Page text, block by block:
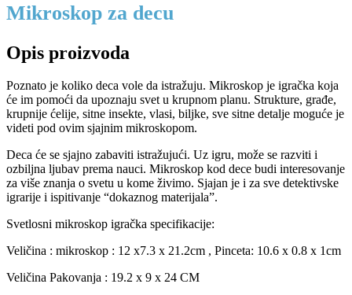
Mikroskop za decu
Opis proizvoda
Poznato je koliko deca vole da istražuju. Mikroskop je igračka koja
će im pomoći da upoznaju svet u krupnom planu. Strukture, građe,
krupnije ćelije, sitne insekte, vlasi, biljke, sve sitne detalje moguće je
videti pod ovim sjajnim mikroskopom.
Deca će se sjajno zabaviti istražujući. Uz igru, može se razviti i
ozbiljna ljubav prema nauci. Mikroskop kod dece budi interesovanje
za više znanja o svetu u kome živimo. Sjajan je i za sve detektivske
igrarije i ispitivanje “dokaznog materijala”.
Svetlosni mikroskop igračka specifikacije:
Veličina : mikroskop : 12 x7.3 x 21.2cm , Pinceta: 10.6 x 0.8 x 1cm
Veličina Pakovanja : 19.2 x 9 x 24 CM